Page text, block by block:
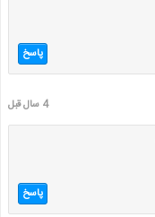
پاسخ
4 سال قبل
پاسخ